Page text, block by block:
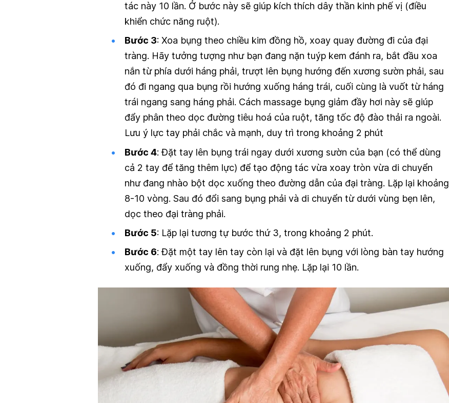
tác này 10 lần. Ở bước này sẽ giúp kích thích dây thần kinh phế vị (điều
khiển chức năng ruột).
Bước 3: Xoa bụng theo chiều kim đồng hồ, xoay quay đường đi của đại
tràng. Hãy tưởng tượng như bạn đang nặn tuýp kem đánh ra, bắt đầu xoa
nắn từ phía dưới háng phải, trượt lên bụng hướng đến xương sườn phải, sau
đó đi ngang qua bụng rồi hướng xuống háng trái, cuối cùng là vuốt từ háng
trái ngang sang háng phải. Cách massage bụng giảm đầy hơi này sẽ giúp
đẩy phân theo dọc đường tiêu hoá của ruột, tăng tốc độ đào thải ra ngoài.
Lưu ý lực tay phải chắc và mạnh, duy trì trong khoảng 2 phút
Bước 4: Đặt tay lên bụng trái ngay dưới xương sườn của bạn (có thể dùng
cả 2 tay để tăng thêm lực) để tạo động tác vừa xoay tròn vừa di chuyển
như đang nhào bột dọc xuống theo đường dẫn của đại tràng. Lặp lại khoảng
8-10 vòng. Sau đó đổi sang bụng phải và di chuyển từ dưới vùng bẹn lên,
dọc theo đại tràng phải.
Bước 5: Lặp lại tương tự bước thứ 3, trong khoảng 2 phút.
Bước 6: Đặt một tay lên tay còn lại và đặt lên bụng với lòng bàn tay hướng
xuống, đẩy xuống và đồng thời rung nhẹ. Lặp lại 10 lần.